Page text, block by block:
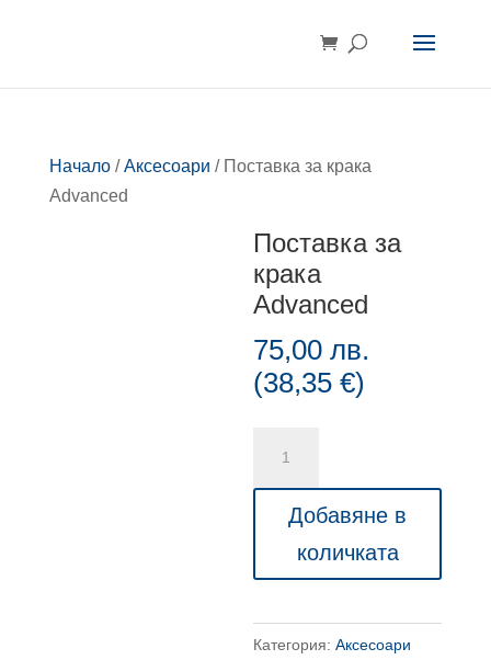
Начало/Аксесоари / Поставка за крака
Advanced
Поставка за
крака
Advanced
75,00лв.
(38,35€)
Добавяне в
количката
Категория:Аксесоари